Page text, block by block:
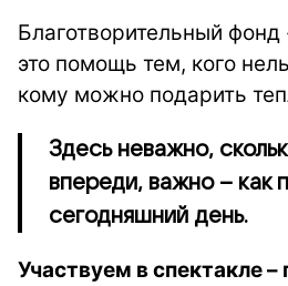
Благотворительный
это помощь тем, кого
кому можно подарить
Здесь неважно,
впереди, важно – как
сегодняшний день.
Участвуем в спектакле